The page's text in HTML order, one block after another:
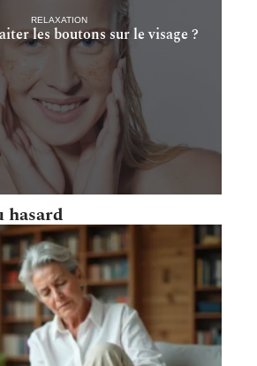
RELAXATION
les boutons sur le visage ?
hasard